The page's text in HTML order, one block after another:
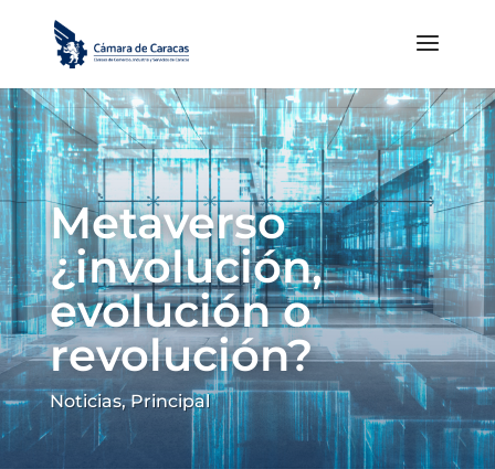
Metaverso
¿involución,
evolución o
revolución?
Noticias,Principal